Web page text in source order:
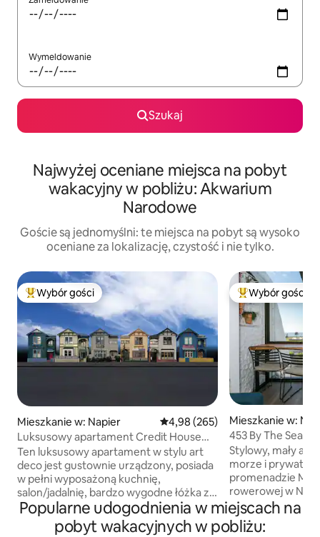
Wymeldowanie
Szukaj
Najwyżej oceniane miejsca na pobyt
wakacyjny w pobliżu: Akwarium
Narodowe
Goście są jednomyślni: te miejsca na pobyt są wysoko
oceniane za lokalizację, czystość i nie tylko.
Najpopularniejsze z kategorii Wybór gości
Wybór gości
Mieszkanie w: Napier Średnia ocena: 4,98 na 5, liczba
4,98 (265)
Luksusowy apartament Credit House
w Six Sisters
Ten luksusowy apartament w stylu art
deco jest gustownie urządzony, posiada
w pełni wyposażoną kuchnię,
salon/jadalnię, bardzo wygodne łóżka z
prestiżową pościelą, a jednocześnie
zachowuje dawny świat z epoki 1890
Wybór gości
Mieszkanie w:
453 By The Sea -
Apartment
Stylowy, mały
morze i
promenadzie
rowerowej w Napier Dwie
z własnymi
sprzątania,
naszych recenzjach
Popularne udogodnienia w miejscach na
pobyt wakacyjnych w pobliżu: